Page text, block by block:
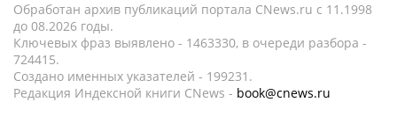
Обработан архив публикаций портала CNews.ru c 11.1998
до 08.2026 годы.
Ключевых фраз выявлено - 1463330, в очереди разбора -
724415.
Создано именных указателей - 199231.
Редакция Индексной книги CNews - book@cnews.ru